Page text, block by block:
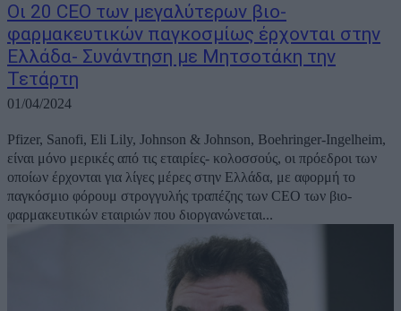
Οι 20 CEO των μεγαλύτερων βιο-
φαρμακευτικών παγκοσμίως έρχονται στην
Ελλάδα- Συνάντηση με Μητσοτάκη την
Τετάρτη
01/04/2024
Pfizer, Sanofi, Eli Lily, Johnson & Johnson, Boehringer-Ingelheim,
είναι μόνο μερικές από τις εταιρίες- κολοσσούς, οι πρόεδροι των
οποίων έρχονται για λίγες μέρες στην Ελλάδα, με αφορμή το
παγκόσμιο φόρουμ στρογγυλής τραπέζης των CEO των βιο-
φαρμακευτικών εταιριών που διοργανώνεται...